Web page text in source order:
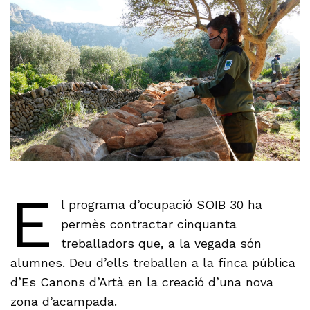
E
l programa d’ocupació SOIB 30 ha
permès contractar cinquanta
treballadors que, a la vegada són
alumnes. Deu d’ells treballen a la finca pública
d’Es Canons d’Artà en la creació d’una nova
zona d’acampada.